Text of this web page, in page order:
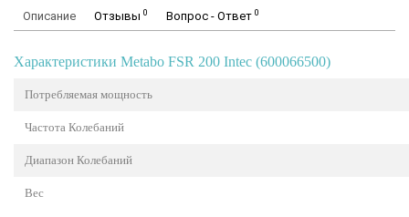
Описание Отзывы 0 Вопрос - Ответ 0
Характеристики Metabo FSR 200 Intec (600066500)
Потребляемая мощность
Частота Колебаний
Диапазон Колебаний
Вес